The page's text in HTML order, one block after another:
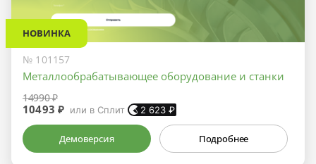
НОВИНКА
№ 101157
Металлообрабатывающее оборудование и станки
14990 ₽
10493 ₽ или в Сплит 2 623 ₽
Демоверсия Подробнее